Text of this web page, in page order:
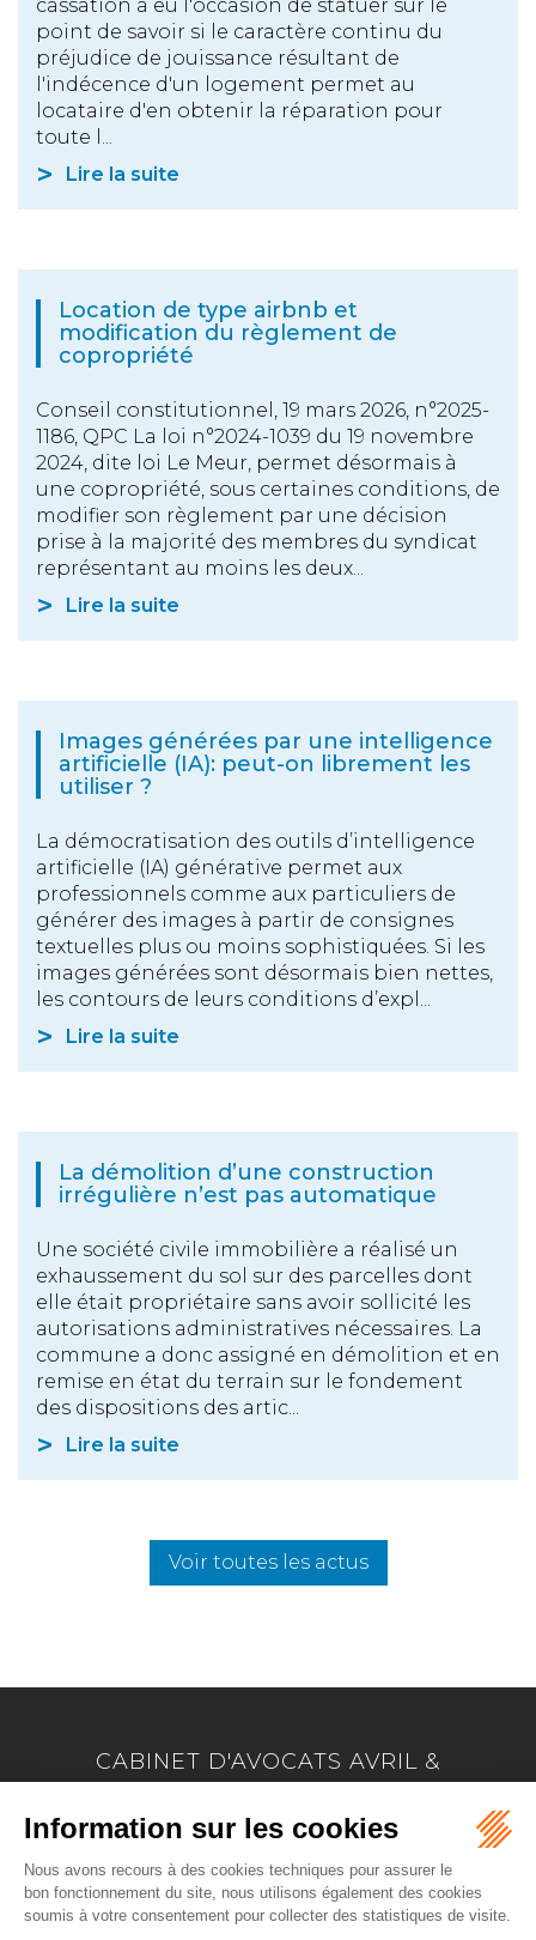
cassation a eu l'occasion de statuer sur le
point de savoir si le caractère continu du
préjudice de jouissance résultant de
l'indécence d'un logement permet au
locataire d'en obtenir la réparation pour
toute l...
Lire la suite
Location de type airbnb et
modification du règlement de
copropriété
Conseil constitutionnel, 19 mars 2026, n°2025-
1186, QPC La loi n°2024-1039 du 19 novembre
2024, dite loi Le Meur, permet désormais à
une copropriété, sous certaines conditions, de
modifier son règlement par une décision
prise à la majorité des membres du syndicat
représentant au moins les deux...
Lire la suite
Images générées par une intelligence
artificielle (IA): peut-on librement les
utiliser ?
La démocratisation des outils d’intelligence
artificielle (IA) générative permet aux
professionnels comme aux particuliers de
générer des images à partir de consignes
textuelles plus ou moins sophistiquées. Si les
images générées sont désormais bien nettes,
les contours de leurs conditions d’expl...
Lire la suite
La démolition d’une construction
irrégulière n’est pas automatique
Une société civile immobilière a réalisé un
exhaussement du sol sur des parcelles dont
elle était propriétaire sans avoir sollicité les
autorisations administratives nécessaires. La
commune a donc assigné en démolition et en
remise en état du terrain sur le fondement
des dispositions des artic...
Lire la suite
Voir toutes les actus
CABINET D'AVOCATS AVRIL &
22042 SAINT BRIEUC
Tél :
02 96 33 60 24 Fax : 02 96 33 74 66